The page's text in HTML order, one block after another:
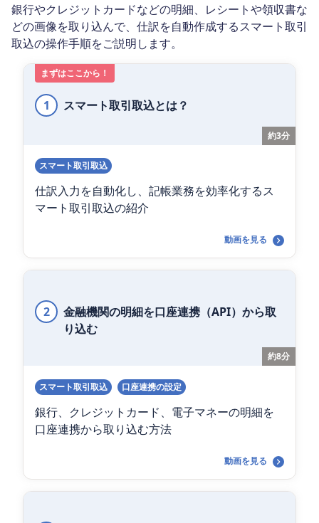
銀行やクレジットカードなどの明細、レシートや領収書な
どの画像を取り込んで、仕訳を自動作成するスマート取引
取込の操作手順をご説明します。
まずはここから！
1 スマート取引取込とは？
約3分
スマート取引取込
仕訳入力を自動化し、記帳業務を効率化するス
マート取引取込の紹介
動画を見る
2
金融機関の明細を口座連携（API）から取
り込む
約8分
スマート取引取込 口座連携の設定
銀行、クレジットカード、電子マネーの明細を
口座連携から取り込む方法
動画を見る